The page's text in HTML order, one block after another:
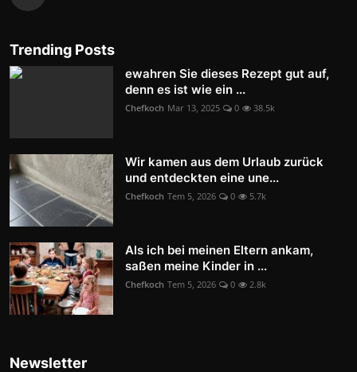
Trending Posts
ewahren Sie dieses Rezept gut auf,
denn es ist wie ein ...
Chefkoch Mar 13, 2025 0 38.5k
Wir kamen aus dem Urlaub zurück
und entdeckten eine une...
Chefkoch Tem 5, 2026 0 5.7k
Als ich bei meinen Eltern ankam,
saßen meine Kinder in ...
Chefkoch Tem 5, 2026 0 2.8k
Newsletter